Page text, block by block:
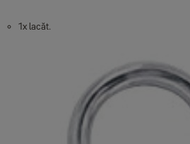
1x lacăt.